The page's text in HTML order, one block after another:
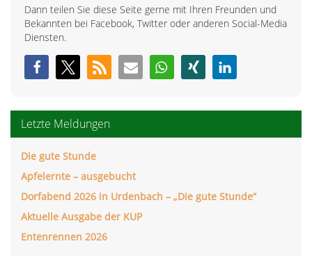
Dann teilen Sie diese Seite gerne mit Ihren Freunden und
Bekannten bei Facebook, Twitter oder anderen Social-Media
Diensten.
Letzte Meldungen
Die gute Stunde
Apfelernte – ausgebucht
Dorfabend 2026 in Urdenbach – „Die gute Stunde“
Aktuelle Ausgabe der KUP
Entenrennen 2026